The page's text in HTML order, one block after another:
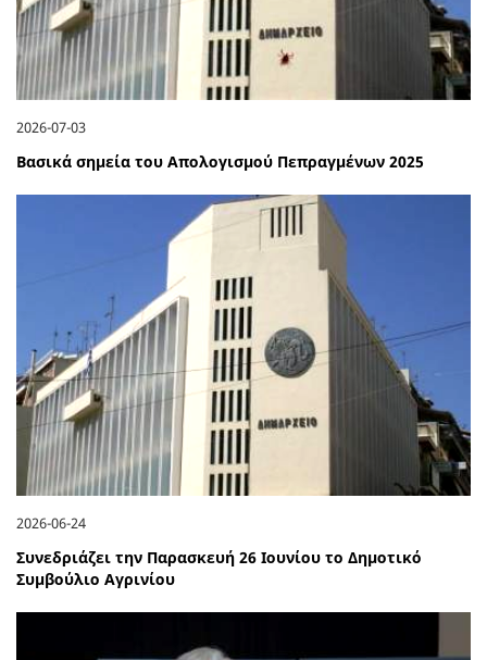
2026-07-03
Βασικά σημεία του Απολογισμού Πεπραγμένων 2025
2026-06-24
Συνεδριάζει την Παρασκευή 26 Ιουνίου το Δημοτικό
Συμβούλιο Αγρινίου